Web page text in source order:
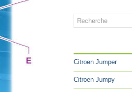
Citroen Jumper
Citroen Jumpy